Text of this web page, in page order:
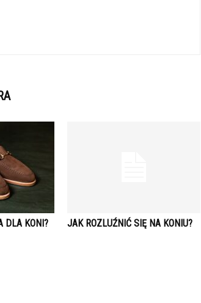
DLA KONI? JAK ROZLUŹNIĆ SIĘ NA KONIU?